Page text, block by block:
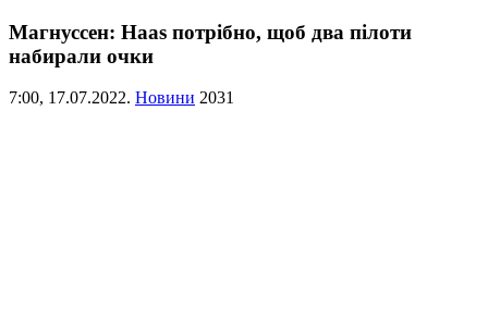
Магнуссен: Haas потрібно, щоб два пілоти
набирали очки
7:00, 17.07.2022. Новини 2031